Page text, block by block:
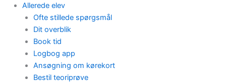
Allerede elev
Ofte stillede spørgsmål
Dit overblik
Book tid
Logbog app
Ansøgning om kørekort
Bestil teoriprøve